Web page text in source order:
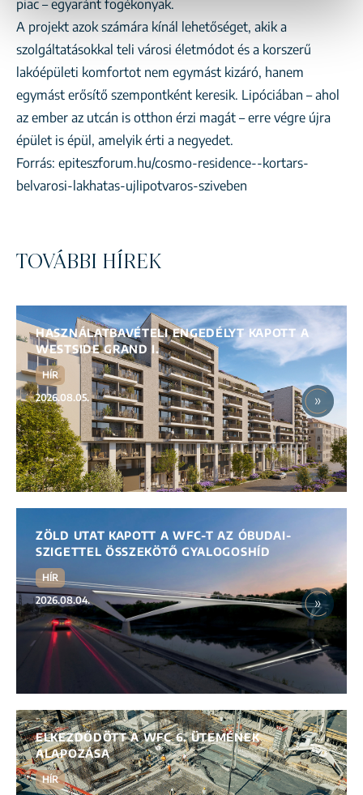
piac – egyaránt fogékonyak.
A projekt azok számára kínál lehetőséget, akik a
szolgáltatásokkal teli városi életmódot és a korszerű
lakóépületi komfortot nem egymást kizáró, hanem
egymást erősítő szempontként keresik. Lipóciában – ahol
az ember az utcán is otthon érzi magát – erre végre újra
épület is épül, amelyik érti a negyedet.
Forrás: epiteszforum.hu/cosmo-residence--kortars-
belvarosi-lakhatas-ujlipotvaros-sziveben
TOVÁBBI HÍREK
HASZNÁLATBAVÉTELI ENGEDÉLYT KAPOTT A
WESTSIDE GRAND I.
HÍR
2026.08.05.
ZÖLD UTAT KAPOTT A WFC-T AZ ÓBUDAI-
SZIGETTEL ÖSSZEKÖTŐ GYALOGOSHÍD
HÍR
2026.08.04.
ELKEZDŐDÖTT A WFC 6. ÜTEMÉNEK
ALAPOZÁSA
HÍR